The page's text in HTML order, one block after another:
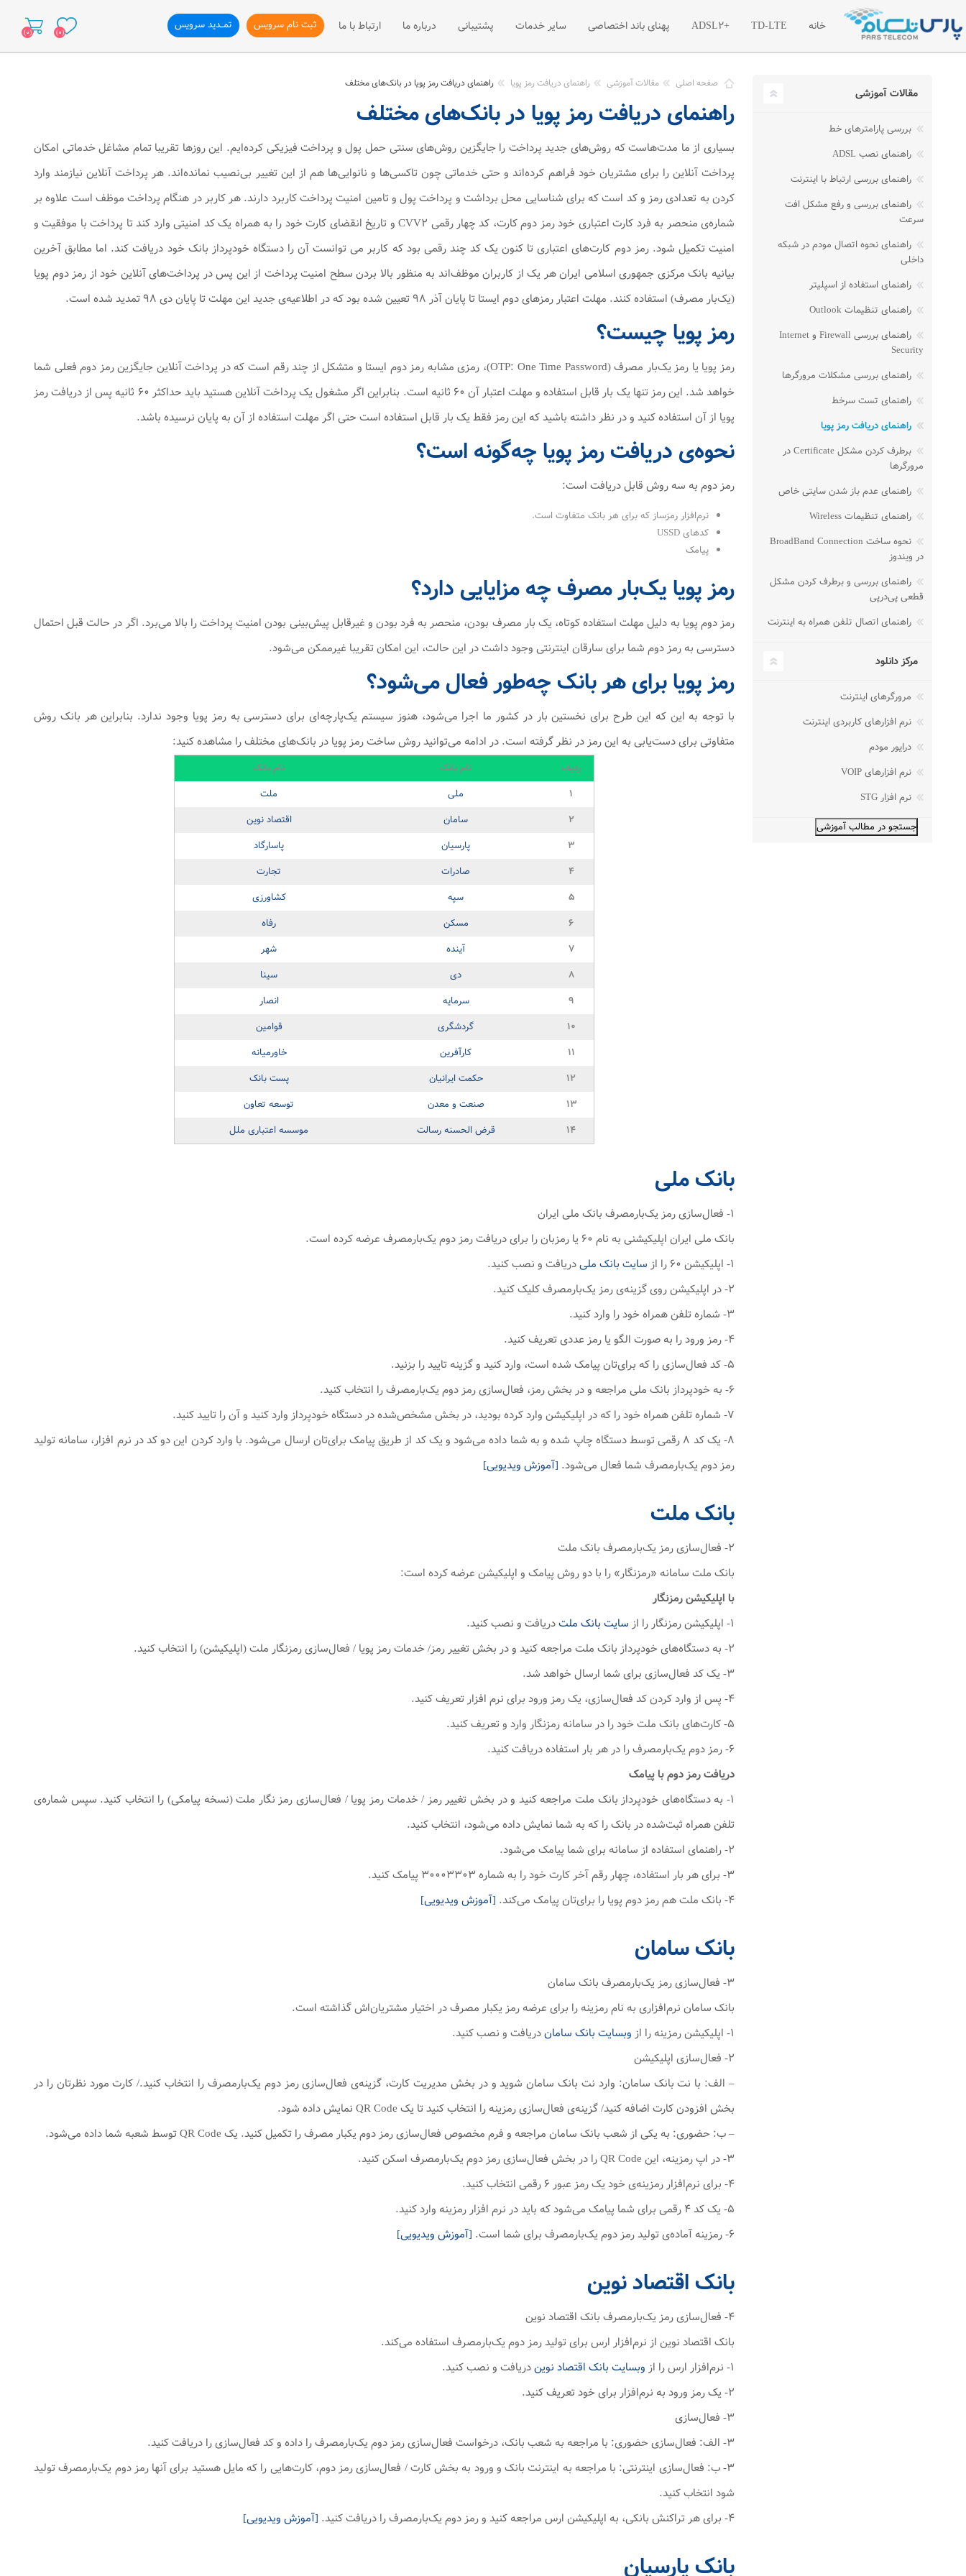
(0)
(0) خانه TD-LTE
معرفی اینترنت پرسرعت TD-LTE
تعرفه اینترنت پرسرعت TD-LTE
بسته های آغازین TD-LTE
+ADSL2
معرفی اینترنت پرسرعت +ADSL2
تعرفه اینترنت پر سرعت +ADSL2
ترافیک مازاد اینترنت +ADSL2
پهنای باند اختصاصی
معرفی پهنای باند اختصاصی
تعرفه پهنای باند اختصاصی
سایر خدمات
میزبانی سایت نصب و راه اندازی وب سایت
وب هاستینگ
سرور مجازی
میزبانی سرور
پشتیبانی
مقالات آموزشی
مرکز دانلود
اخبار
درباره ما ارتباط با ما ثبت نام سرویس تمــدید سرویس
صفحه اصلی مقالات آموزشی راهنمای دریافت رمز پویا راهنمای دریافت رمز پویا در بانک‌های مختلف
راهنمای دریافت رمز پویا در بانک‌های مختلف
بسیاری از ما مدت‌هاست که روش‌های جدید پرداخت را جایگزین روش‌های سنتی حمل پول و پرداخت فیزیکی کرده‌ایم. این‌ روزها تقریبا تمام مشاغل خدماتی امکان
پرداخت آنلاین را برای مشتریان خود فراهم کرده‌اند و حتی خدماتی چون تاکسی‌ها و نانوایی‌ها هم از این تغییر بی‌نصیب نمانده‌اند. هر پرداخت آنلاین نیازمند وارد
کردن به تعدادی رمز و کد است که برای شناسایی محل برداشت و پرداخت پول و تامین امنیت پرداخت کاربرد دارند. هر کاربر در هنگام پرداخت موظف است علاوه بر
شماره‌ی منحصر به فرد کارت اعتباری خود رمز دوم کارت، کد چهار رقمی CVV2 و تاریخ انقضای کارت خود را به همراه یک کد امنیتی وارد کند تا پرداخت با موفقیت و
امنیت تکمیل شود. رمز دوم کارت‌های اعتباری تا کنون یک کد چند رقمی بود که کاربر می توانست آن را دستگاه خودپرداز بانک خود دریافت کند. اما مطابق آخرین
بیانیه بانک مرکزی جمهوری اسلامی ایران هر یک از کاربران موظف‌اند به منظور بالا بردن سطح امنیت پرداخت از این پس در پرداخت‌های آنلاین خود از رمز دوم پویا
(یک‌بار مصرف) استفاده کنند. مهلت اعتبار رمزهای دوم ایستا تا پایان آذر ۹۸ تعیین شده بود که در اطلاعیه‌ی جدید این مهلت تا پایان دی ۹۸ تمدید شده است.
رمز پویا چیست؟
رمز پویا یا رمز یک‌بار مصرف (OTP: One Time Password)، رمزی مشابه رمز دوم ایستا و متشکل از چند رقم است که در پرداخت آنلاین جایگزین رمز دوم فعلی شما
خواهد شد. این رمز تنها یک بار قابل استفاده و مهلت اعتبار آن ۶۰ ثانیه است. بنابراین اگر مشغول یک پرداخت آنلاین هستید باید حداکثر ۶۰ ثانیه پس از دریافت رمز
پویا از آن استفاده کنید و در نظر داشته باشید که این رمز فقط یک بار قابل استفاده است حتی اگر مهلت استفاده از آن به پایان نرسیده باشد.
نحوه‌ی دریافت رمز پویا چه‌گونه است؟
رمز دوم به سه روش قابل دریافت است:
نرم‌افزار رمزساز که برای هر بانک متفاوت است.
کدهای USSD
پیامک
رمز پویا یک‌بار مصرف چه مزایایی دارد؟
رمز دوم پویا به دلیل مهلت استفاده کوتاه، یک بار مصرف بودن، منحصر به فرد بودن و غیرقابل پیش‌بینی بودن امنیت پرداخت را بالا می‌برد. اگر در حالت قبل احتمال
دسترسی به رمز دوم شما برای سارقان اینترنتی وجود داشت در این حالت، این امکان تقریبا غیرممکن می‌شود.
رمز پویا برای هر بانک چه‌طور فعال می‌شود؟
با توجه به این که این طرح برای نخستین بار در کشور ما اجرا می‌شود، هنوز سیستم یک‌پارچه‌ای برای دسترسی به رمز پویا وجود ندارد. بنابراین هر بانک روش
متفاوتی برای دست‌یابی به این رمز در نظر گرفته است. در ادامه می‌توانید روش‌ ساخت رمز پویا در بانک‌های مختلف را مشاهده کنید:
ردیف نام بانک
نام بانک
۱
ملی
ملت
۲
سامان
اقتصاد نوین
۳
پارسیان
پاسارگاد
۴
صادرات
تجارت
۵
سپه
کشاورزی
۶
مسکن
رفاه
۷
آینده
شهر
۸
دی
سینا
۹
سرمایه
انصار
۱۰
گردشگری
قوامین
۱۱
کارآفرین
خاورمیانه
۱۲
حکمت ایرانیان
پست بانک
۱۳
صنعت و معدن
توسعه تعاون
۱۴
قرض الحسنه رسالت موسسه اعتباری ملل
بانک ملی
۱- فعال‌سازی رمز یک‌بارمصرف بانک ملی ایران
بانک ملی ایران اپلیکیشنی به نام ۶۰ یا رمزبان را برای دریافت رمز دوم یک‌بارمصرف عرضه کرده است.
۱- اپلیکیشن ۶۰ را از
سایت بانک ملیدریافت و نصب کنید.
۲- در اپلیکیشن روی گزینه‌ی رمز یک‌بارمصرف کلیک کنید.
۳- شماره تلفن همراه خود را وارد کنید.
۴- رمز ورود را به صورت الگو یا رمز عددی تعریف کنید.
۵- کد فعال‌سازی را که برای‌تان پیامک شده است، وارد کنید و گزینه تایید را بزنید.
۶- به خودپرداز بانک ملی مراجعه و در بخش رمز، فعال‌سازی رمز دوم یک‌بارمصرف را انتخاب کنید.
۷- شماره تلفن همراه خود را که در اپلیکیشن وارد کرده بودید، در بخش مشخص‌شده در دستگاه خودپرداز وارد کنید و آن را تایید کنید.
۸- یک کد ۸ رقمی توسط دستگاه چاپ شده و به شما داده می‌شود و یک کد از طریق پیامک برای‌تان ارسال می‌شود. با وارد کردن این دو کد در نرم افزار، سامانه تولید
رمز دوم یک‌بارمصرف شما فعال می‌شود. [آموزش ویدیویی]
بانک ملت
۲- فعال‌سازی رمز یک‌بارمصرف بانک ملت
بانک ملت سامانه «رمزنگار» را با دو روش پیامک و اپلیکیشن عرضه کرده است:
با اپلیکیشن رمزنگار
۱- اپلیکیشن رمزنگار را از
سایت بانک ملتدریافت و نصب کنید.
۲- به دستگاه‌های خودپرداز بانک ملت مراجعه کنید و در بخش تغییر رمز/ خدمات رمز پویا / فعال‌سازی رمزنگار ملت (اپلیکیشن) را انتخاب کنید.
۳- یک کد فعال‌سازی برای شما ارسال خواهد شد.
۴- پس از وارد کردن کد فعال‌سازی، یک رمز ورود برای نرم افزار تعریف کنید.
۵- کارت‌های بانک ملت خود را در سامانه رمزنگار وارد و تعریف کنید.
۶- رمز دوم یک‌بارمصرف را در هر بار استفاده دریافت کنید.
دریافت رمز دوم با پیامک
۱- به دستگاه‌های خودپرداز بانک ملت مراجعه کنید و در بخش تغییر رمز / خدمات رمز پویا / فعال‌سازی رمز نگار ملت (نسخه پیامکی) را انتخاب کنید. سپس شماره‌ی
تلفن همراه ثبت‌شده در بانک را که به شما نمایش داده می‌شود، انتخاب کنید.
۲- راهنمای استفاده از سامانه برای شما پیامک می‌شود.
۳- برای هر بار استفاده، چهار رقم آخر کارت خود را به شماره ۳۰۰۰۳۳۰۳ پیامک کنید.
۴- بانک ملت هم رمز دوم پویا را برای‌تان پیامک می‌کند.
[آموزش ویدیویی]
بانک سامان
۳- فعال‌سازی رمز یک‌بارمصرف بانک سامان
بانک سامان نرم‌افزاری به نام رمزینه را برای عرضه رمز یکبار مصرف در اختیار مشتریان‌اش گذاشته است.
۱- اپلیکیشن رمزینه را از
وبسایت بانک ساماندریافت و نصب کنید.
۲- فعال‌سازی اپلیکیشن
– الف: با نت بانک سامان: وارد نت بانک سامان شوید و در بخش مدیریت کارت، گزینه‌ی فعال‌سازی رمز دوم یک‌بارمصرف را انتخاب کنید./ کارت مورد نظرتان را در
بخش افزودن کارت اضافه کنید/ گزینه‌ی فعال‌سازی رمزینه را انتخاب کنید تا یک QR Code نمایش داده شود.
– ب: حضوری: به یکی از شعب بانک سامان مراجعه و فرم مخصوص فعال‌سازی رمز دوم یکبار مصرف را تکمیل کنید. یک QR Code توسط شعبه شما داده می‌شود.
۳- در اپ رمزینه، این QR Code را در بخش فعال‌سازی رمز دوم یک‌بارمصرف اسکن کنید.
۴- برای نرم‌افزار رمزینه‌ی خود یک رمز عبور ۶ رقمی انتخاب کنید.
۵- یک کد ۴ رقمی برای شما پیامک می‌شود که باید در نرم افزار رمزینه وارد کنید.
۶- رمزینه آماده‌ی تولید رمز دوم یک‌بارمصرف برای شما است.
[آموزش ویدیویی]
بانک اقتصاد نوین
۴- فعال‌سازی رمز یک‌بارمصرف بانک اقتصاد نوین
بانک اقتصاد نوین از نرم‌افزار ارس برای تولید رمز دوم یک‌بارمصرف استفاده می‌کند.
۱- نرم‌افزار ارس را از
وبسایت بانک اقتصاد نویندریافت و نصب کنید.
۲- یک رمز ورود به نرم‌افزار برای خود تعریف کنید.
۳- فعال‌سازی
۳- الف: فعال‌سازی حضوری: با مراجعه به شعب بانک، درخواست فعال‌سازی رمز دوم یک‌بارمصرف را داده و کد فعال‌سازی را دریافت کنید.
۳- ب: فعال‌سازی اینترنتی: با مراجعه به اینترنت بانک و ورود به بخش کارت / فعال‌سازی رمز دوم، کارت‌هایی را که مایل هستید برای آنها رمز دوم یک‌بارمصرف تولید
شود انتخاب کنید.
۴- برای هر تراکنش بانکی، به اپلیکیشن ارس مراجعه کنید و رمز دوم یک‌بارمصرف را دریافت کنید.
[آموزش ویدیویی]
بانک پارسیان
مقالات آموزشی
بررسی پارامترهای خط
راهنمای نصب ADSL
راهنمای بررسی ارتباط با اینترنت
راهنمای بررسی و رفع مشکل افت
سرعت
راهنمای نحوه اتصال مودم در شبکه
داخلی
راهنمای استفاده از اسپلیتر
راهنمای تنظیمات Outlook
راهنمای بررسی Firewall و Internet
Security
راهنمای بررسی مشکلات مرورگرها
راهنمای تست سرخط
راهنمای دریافت رمز پویا
برطرف کردن مشکل Certificate در
مرورگرها
راهنمای عدم باز شدن سایتی خاص
راهنمای تنظیمات Wireless
نحوه ساخت BroadBand Connection
در ویندوز
راهنمای بررسی و برطرف کردن مشکل
قطعی پی‌در‌پی
راهنمای اتصال تلفن همراه به اینترنت
مرکز دانلود
مرورگرهای اینترنت
نرم افزارهای کاربردی اینترنت
درایور مودم
نرم افزارهای VOIP
نرم افزار STG